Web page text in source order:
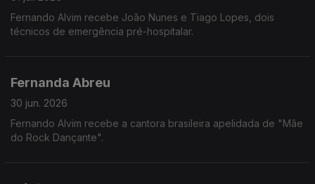
Fernando Alvim recebe João Nunes e Tiago Lopes, dois
técnicos de emergência pré-hospitalar.
Fernanda Abreu
30 jun. 2026
Fernando Alvim recebe a cantora brasileira apelidada de "Mãe
do Rock Dançante".